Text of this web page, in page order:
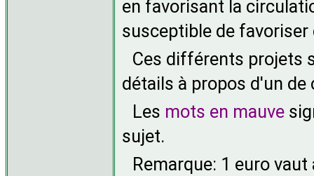
en favorisant la
susceptible de
Ces différents projets
détails à propos d'un
Les mots en mauve
sujet.
Remarque: 1 euro